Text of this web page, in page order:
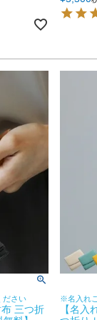
ださい
三つ折
※名入れ
【名入